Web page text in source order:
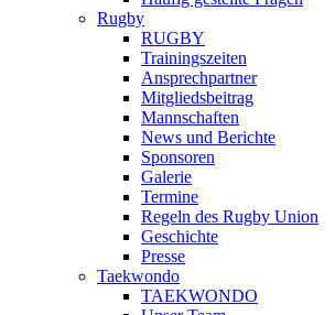
Rugby
RUGBY
Trainingszeiten
Ansprechpartner
Mitgliedsbeitrag
Mannschaften
News und Berichte
Sponsoren
Galerie
Termine
Regeln des Rugby Union
Geschichte
Presse
Taekwondo
TAEKWONDO